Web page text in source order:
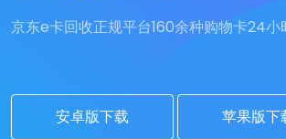
京东e卡回收正规平台160余种购物卡24小
安卓版下载 苹果版下